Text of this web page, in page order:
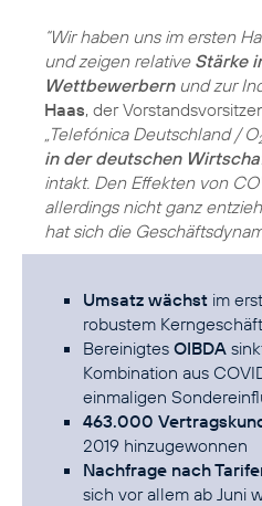
“Wir haben uns im ersten
und zeigen relative Stärke
Wettbewerbernund zur
Haas, der
„Telefónica Deutschland / O
in der deutschen
intakt. Den Effekten von
allerdings nicht ganz
hat sich die
Umsatz wächst im
robustem
Bereinigtes OIBDA
Kombination aus
einmaligen
463.000
2019 hinzugewonnen
Nachfrage nach
sich vor allem ab Juni